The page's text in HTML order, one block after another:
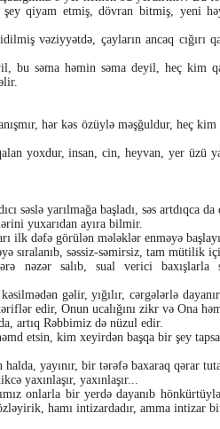
qiyam etmiş, dövran bitmiş, yeni
vəziyyətdə, çayların ancaq cığırı
bu səma həmin səma deyil, heç kim
hər kəs özüylə məşğuldur, heç
yoxdur, insan, cin, heyvan, yer üzü
səslə yarılmağa başladı, səs artdıqca
yuxarıdan ayıra bilmir.
ilk dəfə görülən mələklər enməyə
sıralanıb, səssiz-səmirsiz, tam mütilik
nəzər salıb, sual verici baxışlarla
gəlir, yığılır, cərgələrlə
edir, Onun ucalığını zikr və Ona
artıq Rəbbimiz də nüzul edir.
etsin, kim xeyirdən başqa bir şey tapsa
halda, yayınır, bir tərəfə baxaraq qərar
yaxınlaşır, yaxınlaşır...
onlarla bir yerdə dayanıb
hamı intizardadır, amma intizar